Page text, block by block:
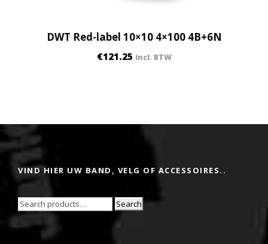
DWT Red-label 10×10 4×100 4B+6N
€121.25 incl. BTW
VIND HIER UW BAND, VELG OF ACCESSOIRES..
Search